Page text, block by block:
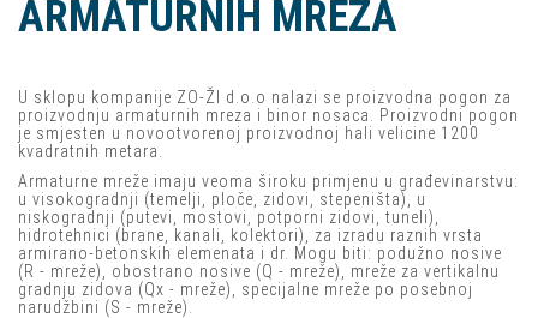
ARMATURNIH MREŽA
U sklopu kompanije ZO-ŽI d.o.o nalazi se proizvodna pogon za
proizvodnju armaturnih mreza i binor nosaca. Proizvodni pogon
je smjesten u novootvorenoj proizvodnoj hali velicine 1200
kvadratnih metara.
Armaturne mreže imaju veoma široku primjenu u građevinarstvu:
u visokogradnji (temelji, ploče, zidovi, stepeništa), u
niskogradnji (putevi, mostovi, potporni zidovi, tuneli),
hidrotehnici (brane, kanali, kolektori), za izradu raznih vrsta
armirano-betonskih elemenata i dr. Mogu biti: podužno nosive
(R - mreže), obostrano nosive (Q - mreže), mreže za vertikalnu
gradnju zidova (Qx - mreže), specijalne mreže po posebnoj
narudžbini (S - mreže).